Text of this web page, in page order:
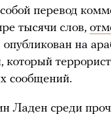
перевод
тысячи слов,
на
который
сообщений.
Ладен среди